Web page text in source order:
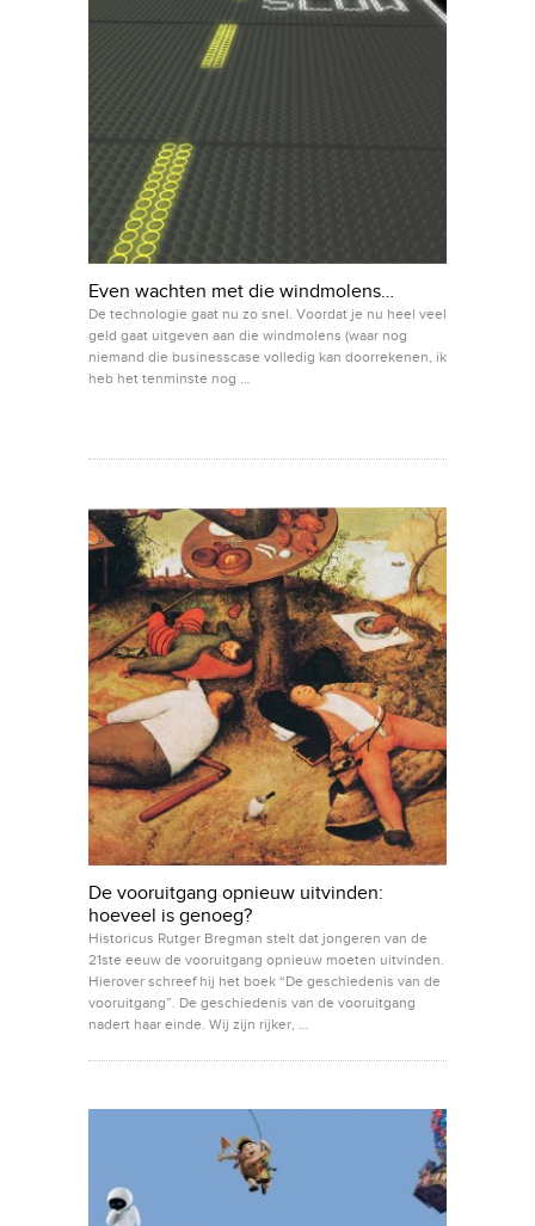
Even wachten met die windmolens…
De technologie gaat nu zo snel. Voordat je nu heel veel
geld gaat uitgeven aan die windmolens (waar nog
niemand die businesscase volledig kan doorrekenen, ik
heb het tenminste nog …
De vooruitgang opnieuw uitvinden:
hoeveel is genoeg?
Historicus Rutger Bregman stelt dat jongeren van de
21ste eeuw de vooruitgang opnieuw moeten uitvinden.
Hierover schreef hij het boek “De geschiedenis van de
vooruitgang”. De geschiedenis van de vooruitgang
nadert haar einde. Wij zijn rijker, …